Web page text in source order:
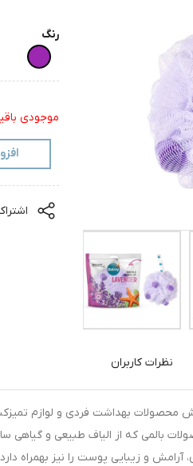
رنگ
موجودی
نظرات کاربران
محصولات بهداشت فردی و لوازم
بالمی که از الیاف طبیعی و گیاهی
آرامش و زیبایی پوست را نیز بهمراه